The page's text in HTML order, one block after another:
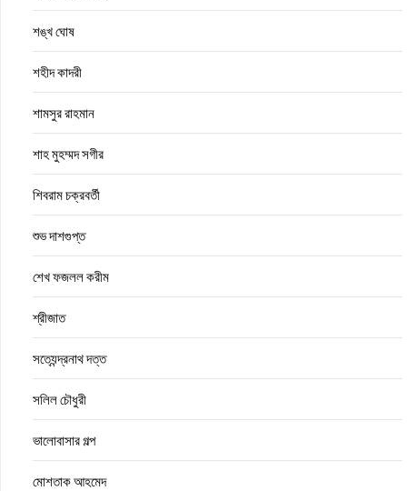
শঙ্খ ঘোষ
শহীদ কাদরী
শামসুর রাহমান
শাহ মুহম্মদ সগীর
শিবরাম চক্রবর্তী
শুভ দাশগুপ্ত
শেখ ফজলল করীম
শ্রীজাত
সত্যেন্দ্রনাথ দত্ত
সলিল চৌধুরী
ভালোবাসার গল্প
মোশতাক আহমেদ